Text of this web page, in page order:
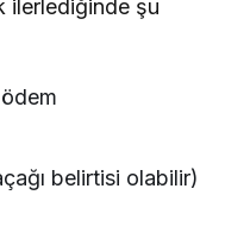
ilerlediğinde şu
belirtisi olabilir)